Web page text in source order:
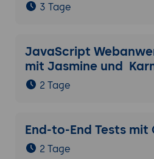
3 Tage
JavaScript
mit Jasmine und
2 Tage
End-to-End Tests mit
2 Tage